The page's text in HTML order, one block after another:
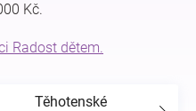
Kč.
Radost dětem.
Těhotenské